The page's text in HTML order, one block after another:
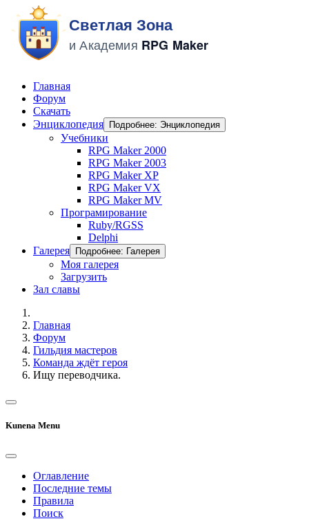
Главная
Форум
Скачать
Энциклопедия
Подробнее: Энциклопедия
Учебники
RPG Maker 2000
RPG Maker 2003
RPG Maker XP
RPG Maker VX
RPG Maker MV
Програмирование
Ruby/RGSS
Delphi
Галерея
Подробнее: Галерея
Моя галерея
Загрузить
Зал славы
Главная
Форум
Гильдия мастеров
Команда ждёт героя
Ищу переводчика.
Kunena Menu
Оглавление
Последние темы
Правила
Поиск